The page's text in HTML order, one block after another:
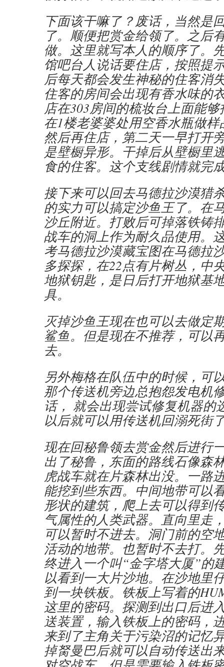
下面该干嘛了？废话，当然是
了。顺便把赏金给领了。之后
做。这里就写本人的顺序了。
馆吧台人说话要住店，按照提
后每天都会发生神秘的住客消
住客的房间会出现有香水味的
店在303房间的梳妆台上面能
在1楼老婆婆处用空香水瓶做
然后再住店，第二天一早打开
是壁橱异形。干掉后从壁橱里
食的住客。这个支线剧情就完
接下来可以回去马德拉沙漠猎
的实力可以搞定沙鱼王了。在
沙丘附近。打败后可掉落铁铸
战车的洞上作为耐久品使用。
考马德拉沙漠藏宝图在马德拉
多探探，在22点有片树丛，中
地狱钥匙，是日后打开地狱基
具。
灭掉沙鱼王现在也可以去做定
鲨鱼。但是现在不推荐，可以
去。
另外梅格在队伍中的时候，可
那个传送机旁边总抱怨发电机
话， 就会出现尝试修复机器的
以后就可以用传送机回溺死街
现在回秘鲁领去赏金然后进行
出了秘鲁，东面的路线石像森
虎战车就在片森林出没。一路
能挖到些东西。中间地带可以
形状的建筑，爬上去可以得到
气属性的人类武器。直向里走
可以暂时不进去。洞门前的空
活动的地带。也暂时不去打。
终进入一个叫“金字塔大厦”的
以看到一大片沙地。在沙地里
到一块铁板。铁板上写着的
这里的密码。探测到出口后进
送装置，输入铁板上的密码，
来到了主角关于污染沼的记忆
掉胬曼巴后就可以自动传送出